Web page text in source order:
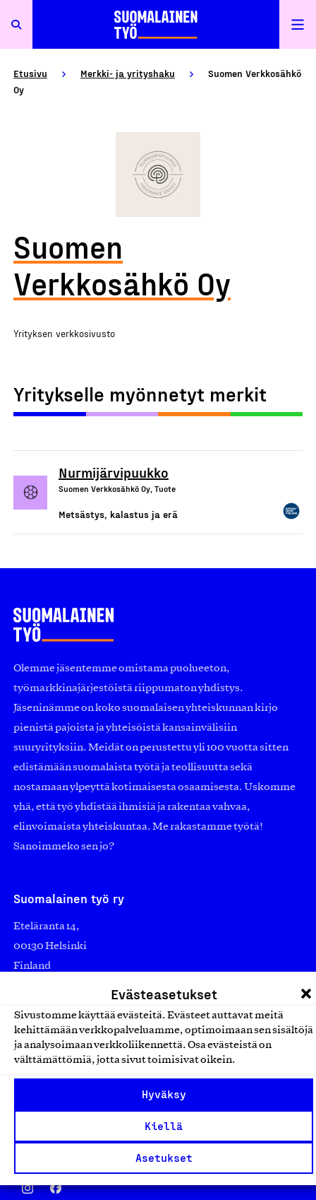
Evästeasetukset
Sivustomme käyttää evästeitä. Evästeet auttavat meitä
kehittämään verkkopalveluamme, optimoimaan sen sisältöjä
ja analysoimaan verkkoliikennettä. Osa evästeistä on
välttämättömiä, jotta sivut toimisivat oikein.
Hyväksy
Kiellä
Asetukset
Etusivu Merkki- ja yrityshaku
Suomen Verkkosähkö
Oy
Suomen
Verkkosähkö Oy
Yrityksen verkkosivusto
Yritykselle myönnetyt merkit
Nurmijärvipuukko
Suomen Verkkosähkö Oy, Tuote
Metsästys, kalastus ja erä
Olemme jäsentemme omistama puolueeton,
työmarkkinajärjestöistä riippumaton yhdistys.
Jäseninämme on koko suomalaisen yhteiskunnan kirjo
pienistä pajoista ja yhteisöistä kansainvälisiin
suuryrityksiin. Meidät on perustettu yli 100 vuotta sitten
edistämään suomalaista työtä ja teollisuutta sekä
nostamaan ylpeyttä kotimaisesta osaamisesta. Uskomme
yhä, että työ yhdistää ihmisiä ja rakentaa vahvaa,
elinvoimaista yhteiskuntaa. Me rakastamme työtä!
Sanoimmeko sen jo?
Suomalainen työ ry
Eteläranta 14,
00130 Helsinki
Finland
Avainlippu